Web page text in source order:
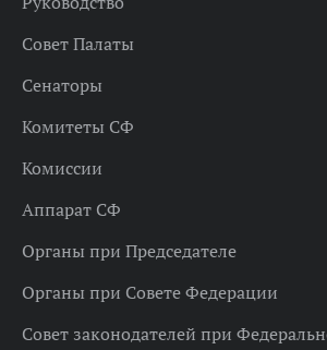
Совет Палаты
Сенаторы
Комитеты СФ
Комиссии
Аппарат СФ
Органы при Председателе
Органы при Совете Федерации
Совет законодателей при